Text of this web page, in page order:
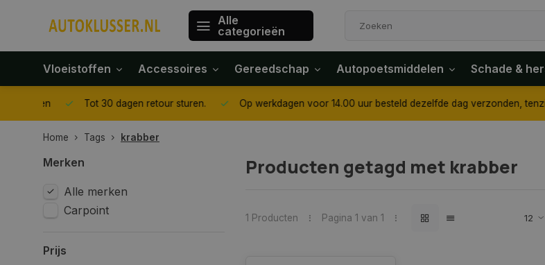
Alle
categorieën
Vloeistoffen Accessoires Gereedschap Autopoetsmiddelen Schade &
Tot 30 dagen retour sturen. Op werkdagen voor 14.00 uur besteld dezelfde dag verzonden, tenzij
Home Tags krabber
Merken
Alle merken
Carpoint
Prijs
Producten getagd met krabber
1 Producten Pagina 1 van 1